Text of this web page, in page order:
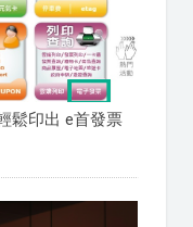
鬆印出 e首發票